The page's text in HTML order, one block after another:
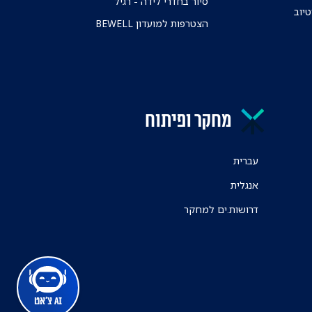
AI צ'אט
הצטרפות למועדון BEWELL
מחקר ופיתוח
עברית
אנגלית
דרושות.ים למחקר